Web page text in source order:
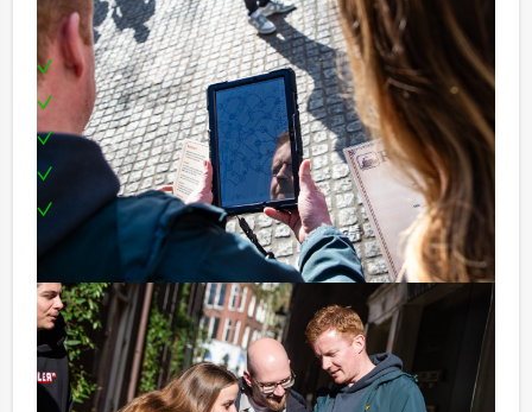
Inclusief:
Tablets
Enthousiaste begeleiding
Uitgebreide lunch in drie verschillende restaurants
Een leuke prijs voor het winnende team
Te boeken op de door jullie gewenste dag en
tijdstip!
Komen jullie niet aan het minimale aantal deelnemers
voor dit avontuurlijke groepsuitje van Domstad
Evenementen? Als je bereid bent voor het minimale
aantal te betalen, kan je ook gewoon voor minder
personen boeken.